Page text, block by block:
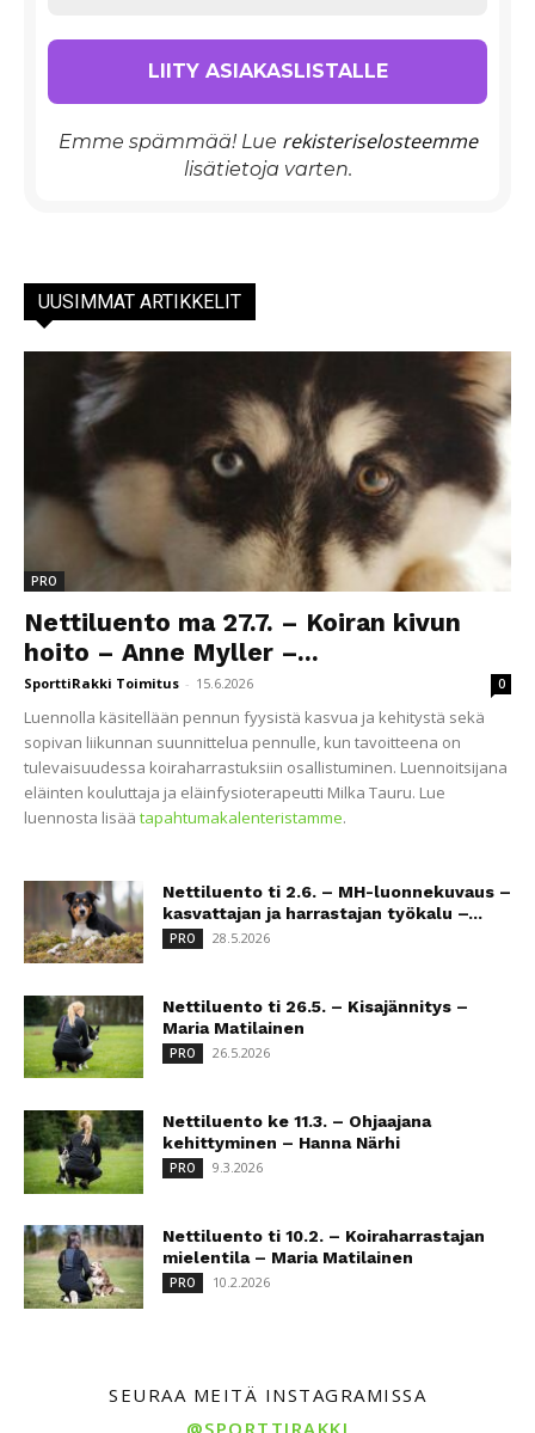
Emme spämmää! Lue rekisteriselosteemme
lisätietoja varten.
UUSIMMAT ARTIKKELIT
PRO
Nettiluento ma 27.7. – Koiran kivun
hoito – Anne Myller –...
SporttiRakki Toimitus - 15.6.2026 0
Luennolla käsitellään pennun fyysistä kasvua ja kehitystä sekä
sopivan liikunnan suunnittelua pennulle, kun tavoitteena on
tulevaisuudessa koiraharrastuksiin osallistuminen. Luennoitsijana
eläinten kouluttaja ja eläinfysioterapeutti Milka Tauru. Lue
luennosta lisää tapahtumakalenteristamme.
Nettiluento ti 2.6. – MH-luonnekuvaus –
kasvattajan ja harrastajan työkalu –...
PRO 28.5.2026
Nettiluento ti 26.5. – Kisajännitys –
Maria Matilainen
PRO 26.5.2026
Nettiluento ke 11.3. – Ohjaajana
kehittyminen – Hanna Närhi
PRO 9.3.2026
Nettiluento ti 10.2. – Koiraharrastajan
mielentila – Maria Matilainen
PRO 10.2.2026
SEURAA MEITÄ INSTAGRAMISSA